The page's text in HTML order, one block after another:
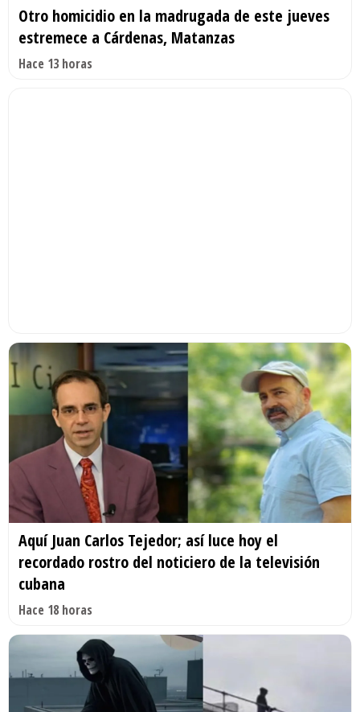
Otro homicidio en la madrugada de este jueves
estremece a Cárdenas, Matanzas
Hace 13 horas
Aquí Juan Carlos Tejedor; así luce hoy el
recordado rostro del noticiero de la televisión
cubana
Hace 18 horas